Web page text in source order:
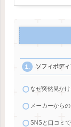
ソフィボデ
なぜ突然見か
メーカーから
SNSと口コミ